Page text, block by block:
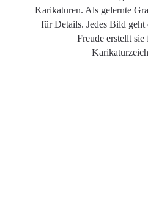
Karikaturen. Als gelernte
für Details. Jedes Bild
Freude erstellt